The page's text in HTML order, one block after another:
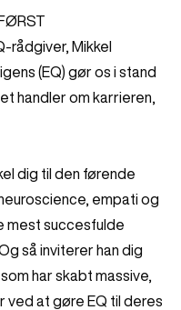
rådgiver, Mikkel
(EQ) gør os i stand
handler om karrieren,
dig til den førende
empati og
mest succesfulde
så inviterer han dig
har skabt massive,
ved at gøre EQ til deres